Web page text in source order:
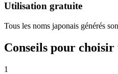
Utilisation gratuite
Tous les noms japonais générés
Conseils pour
1